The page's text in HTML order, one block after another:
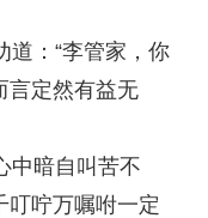
：“李管家，你
言定然有益无
中暗自叫苦不
叮咛万嘱咐一定